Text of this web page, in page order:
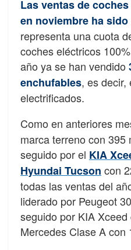
Las ventas de
en noviembre ha sido
representa una cuota
coches eléctricos
año ya se han vendido
enchufables, es decir,
electrificados.
Como en anteriores
marca terreno con 395
seguido por el KIA
Hyundai Tucson con
todas las ventas del
liderado por Peugeot
seguido por KIA
Mercedes Clase A con